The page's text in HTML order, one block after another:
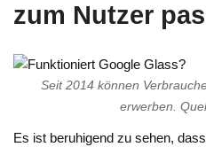
zum Nutzer
Seit 2014 können
erwerben.
Es ist beruhigend zu sehen,